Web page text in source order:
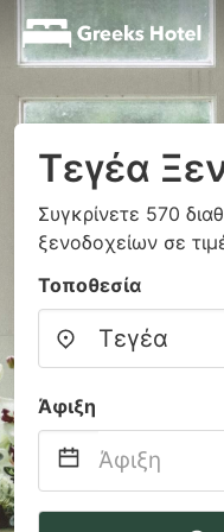
Τεγέα
Συγκρίνετε 570
ξενοδοχείων σε
Τοποθεσία
Άφιξη
Navigate